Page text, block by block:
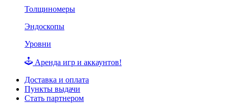
Толщиномеры
Эндоскопы
Уровни
Аренда игр и аккаунтов!
Доставка и оплата
Пункты выдачи
Стать партнером